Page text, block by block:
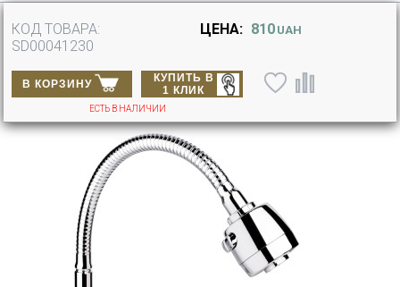
КОД ТОВАРА:
SD00041230
ЦЕНА: 810 UAH
В КОРЗИНУ
КУПИТЬ В
1 КЛИК
ЕСТЬ В НАЛИЧИИ